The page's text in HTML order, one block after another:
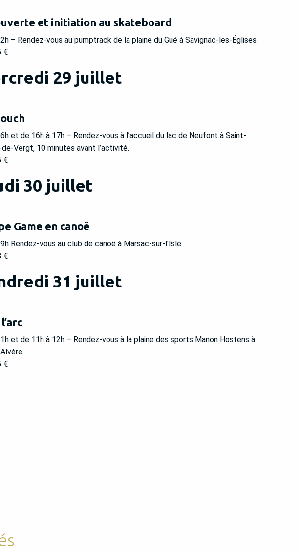
et initiation au skateboard
– Rendez-vous au pumptrack de la plaine du Gué à Savignac-les-Églises.
€
29 juillet
et de 16h à 17h – Rendez-vous à l’accueil du lac de Neufont à Saint-
de-Vergt, 10 minutes avant l’activité.
€
30 juillet
Game en canoë
Rendez-vous au club de canoë à Marsac-sur-l’Isle.
€
31 juillet
et de 11h à 12h – Rendez-vous à la plaine des sports Manon Hostens à
€